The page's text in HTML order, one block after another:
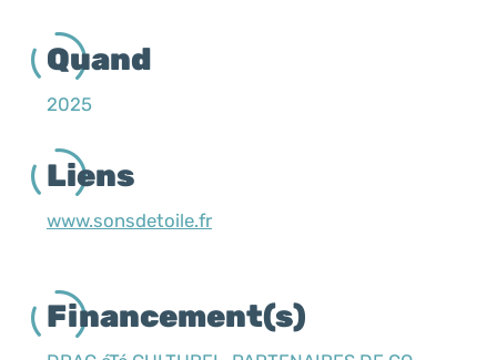
Quand
2025
Liens
www.sonsdetoile.fr
Financement(s)